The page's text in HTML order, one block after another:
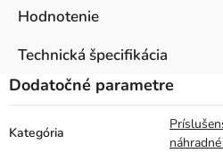
Hodnotenie
Technická špecifikácia
Dodatočné parametre
Kategória